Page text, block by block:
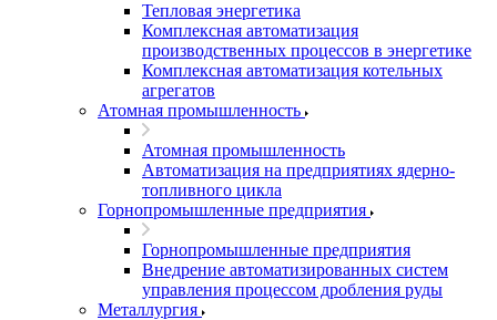
Тепловая энергетика
Комплексная автоматизация
производственных процессов в энергетике
Комплексная автоматизация котельных
агрегатов
Атомная промышленность
Атомная промышленность
Автоматизация на предприятиях ядерно-
топливного цикла
Горнопромышленные предприятия
Горнопромышленные предприятия
Внедрение автоматизированных систем
управления процессом дробления руды
Металлургия